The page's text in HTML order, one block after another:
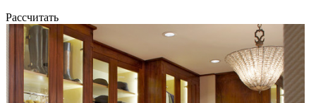
Рассчитать